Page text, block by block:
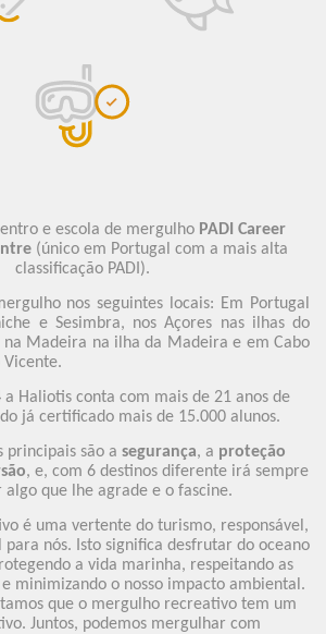
e escola de mergulho PADI Career
(único em Portugal com a mais alta
classificação PADI).
nos seguintes locais: Em Portugal
e Sesimbra, nos Açores nas ilhas do
na Madeira na ilha da Madeira e em Cabo
Vicente.
a Haliotis conta com mais de 21 anos de
já certificado mais de 15.000 alunos.
principais são a segurança, a proteção
, e, com 6 destinos diferente irá sempre
algo que lhe agrade e o fascine.
é uma vertente do turismo, responsável,
nós. Isto significa desfrutar do oceano
a vida marinha, respeitando as
minimizando o nosso impacto ambiental.
que o mergulho recreativo tem um
Juntos, podemos mergulhar com